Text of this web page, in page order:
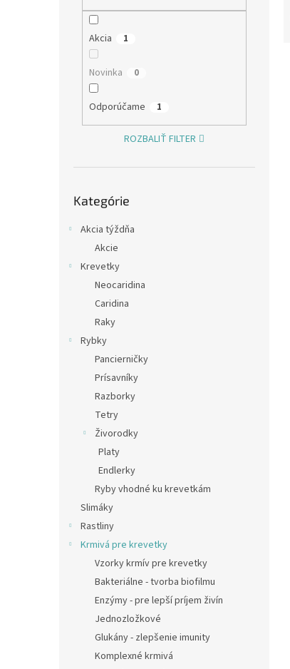
Akcia 1
Novinka 0
Odporúčame 1
ROZBALIŤ FILTER
kategórie
Kategórie
Akcia týždňa
Akcie
Krevetky
Neocaridina
Caridina
Raky
Rybky
Pancierničky
Prísavníky
Razborky
Tetry
Živorodky
Platy
Endlerky
Ryby vhodné ku krevetkám
Slimáky
Rastliny
Krmivá pre krevetky
Vzorky krmív pre krevetky
Bakteriálne - tvorba biofilmu
Enzýmy - pre lepší príjem živín
Jednozložkové
Glukány - zlepšenie imunity
Komplexné krmivá